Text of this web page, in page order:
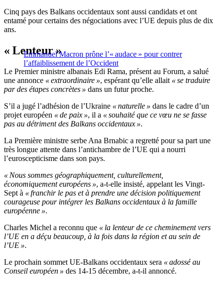
Cinq pays des Balkans occidentaux sont aussi candidats et ont
entamé pour certains des négociations avec l’UE depuis plus de dix
ans.
Emmanuel Macron prône l’« audace » pour contrer
l’affaiblissement de l’Occident
« Lenteur »
Le Premier ministre albanais Edi Rama, présent au Forum, a salué
une annonce « extraordinaire », espérant qu’elle allait « se traduire
par des étapes concrètes » dans un futur proche.
S’il a jugé l’adhésion de l’Ukraine « naturelle » dans le cadre d’un
projet européen « de paix », il a « souhaité que ce vœu ne se fasse
pas au détriment des Balkans occidentaux ».
La Première ministre serbe Ana Brnabic a regretté pour sa part une
très longue attente dans l’antichambre de l’UE qui a nourri
l’euroscepticisme dans son pays.
« Nous sommes géographiquement, culturellement,
économiquement européens », a-t-elle insisté, appelant les Vingt-
Sept à « franchir le pas et à prendre une décision politiquement
courageuse pour intégrer les Balkans occidentaux à la famille
européenne ».
Charles Michel a reconnu que « la lenteur de ce cheminement vers
l’UE en a déçu beaucoup, à la fois dans la région et au sein de
l’UE ».
Le prochain sommet UE-Balkans occidentaux sera « adossé au
Conseil européen » des 14-15 décembre, a-t-il annoncé.